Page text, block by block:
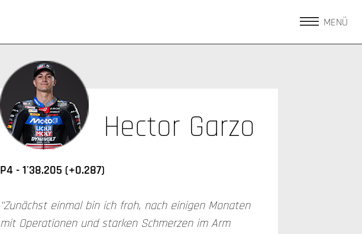
MENÜ
Hector Garzo
P4 -1'38.205 (+0.287)
"Zunächst einmal bin ich froh, nach einigen Monaten
mit Operationen und starken Schmerzen im Arm